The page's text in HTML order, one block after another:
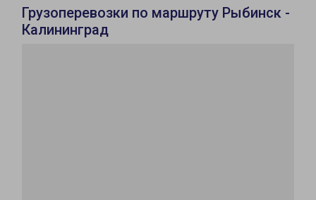
Грузоперевозки по маршруту Рыбинск -
Калининград